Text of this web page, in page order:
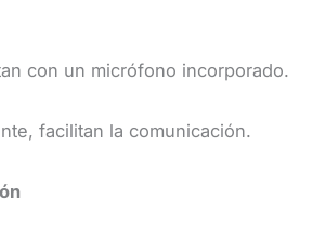
con un micrófono incorporado.
facilitan la comunicación.